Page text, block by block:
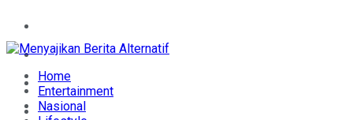
Entertainment
Nasional
Lifestyle
Home
Entertainment
Nasional